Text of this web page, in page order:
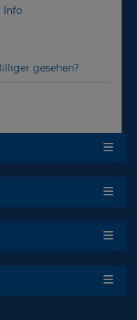
Info
gesehen?